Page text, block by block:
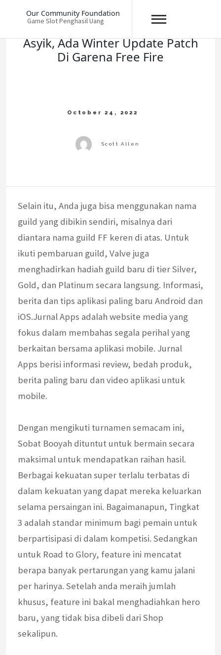
Our Community Foundation
Game Slot Penghasil Uang
Asyik, Ada Winter Update Patch
Di Garena Free Fire
Selain itu, Anda juga bisa menggunakan nama
guild yang dibikin sendiri, misalnya dari
diantara nama guild FF keren di atas. Untuk
ikuti pembaruan guild, Valve juga
menghadirkan hadiah guild baru di tier Silver,
Gold, dan Platinum secara langsung. Informasi,
berita dan tips aplikasi paling baru Android dan
iOS.Jurnal Apps adalah website media yang
fokus dalam membahas segala perihal yang
berkaitan bersama aplikasi mobile. Jurnal
Apps berisi informasi review, bedah produk,
berita paling baru dan video aplikasi untuk
mobile.
Dengan mengikuti turnamen semacam ini,
Sobat Booyah dituntut untuk bermain secara
maksimal untuk mendapatkan raihan hasil.
Berbagai kekuatan super terlalu terbatas di
dalam kekuatan yang dapat mereka keluarkan
selama persaingan ini. Bagaimanapun, Tingkat
3 adalah standar minimum bagi pemain untuk
berpartisipasi di dalam kompetisi. Sedangkan
untuk Road to Glory, feature ini mencatat
berapa banyak pertarungan yang kamu jalani
per harinya. Setelah anda meraih jumlah
khusus, feature ini bakal menghadiahkan hero
baru, yang tidak bisa dibeli dari Shop
sekalipun.